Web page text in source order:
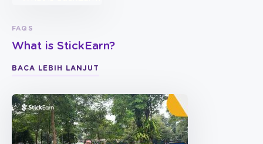
FAQS
What is StickEarn?
BACA LEBIH LANJUT